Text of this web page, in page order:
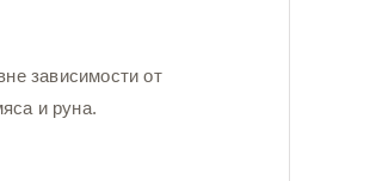
зависимости от
и руна.